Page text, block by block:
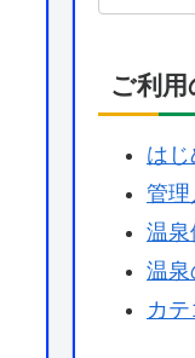
ご利用
は
管理
温泉
温泉
カ